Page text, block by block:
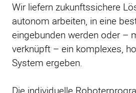
Wir liefern zukunftssichere
autonom arbeiten, in eine
eingebunden werden oder –
verknüpft – ein komplexes,
System ergeben.